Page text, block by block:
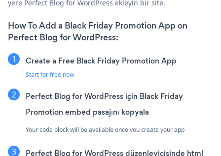
yere Perfect Blog for WordPress ekleyin bir site.
How To Add a Black Friday Promotion App on
Perfect Blog for WordPress:
Create a Free Black Friday Promotion App
Start for free now
Perfect Blog for WordPress için Black Friday
Promotion embed pasajını kopyala
Your code block will be available once you create your app
Perfect Blog for WordPress düzenleyicisinde html